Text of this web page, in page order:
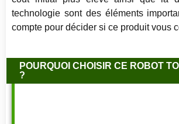
technologie sont des éléments
compte pour décider si ce produit vous
POURQUOI CHOISIR CE ROBOT
?